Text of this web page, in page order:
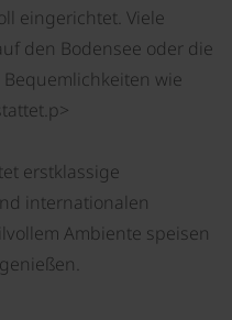
eingerichtet. Viele
den Bodensee oder die
wie
erstklassige
internationalen
Ambiente speisen